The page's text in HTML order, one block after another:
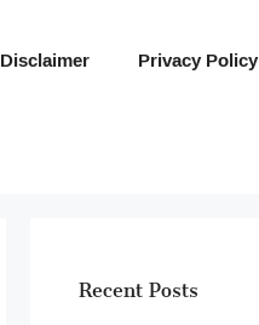
Disclaimer Privacy Policy
Recent Posts